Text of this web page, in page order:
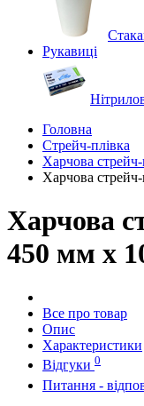
Рукавиці
Головна
Стрейч-плівка
Харчова
Харчова
Харчова
450 мм х
Все про товар
Опис
Характеристики
Відгуки 0
Питання -